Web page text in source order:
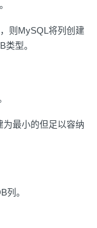
则MySQL将列创建
类型。
最小的但足以容纳
列。